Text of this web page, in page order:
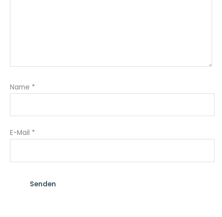
Name *
E-Mail *